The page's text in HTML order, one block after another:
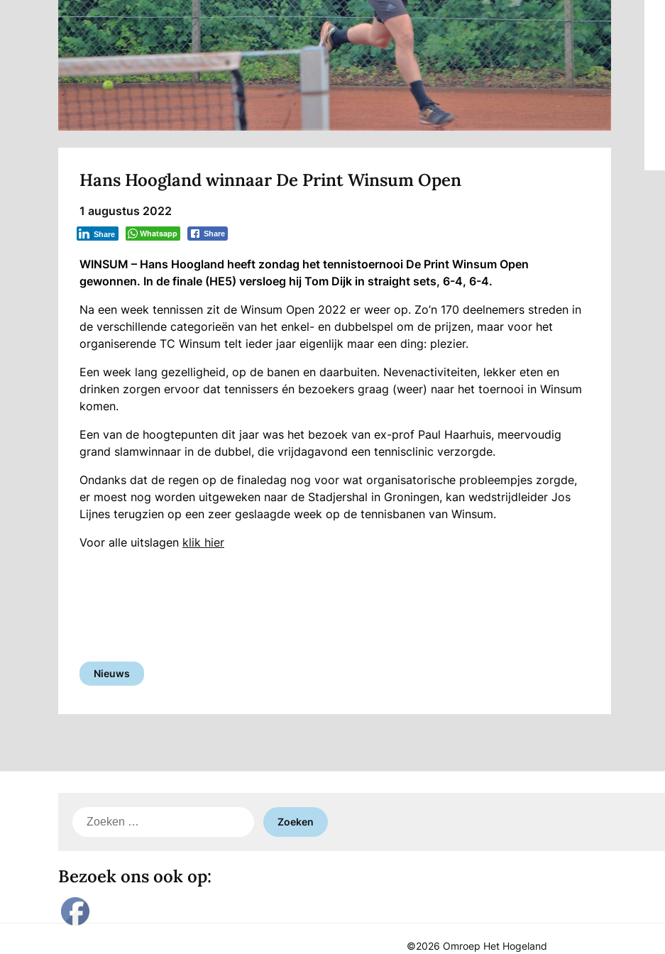
Hans Hoogland winnaar De Print Winsum Open
1 augustus 2022
Whatsapp Share
Share
WINSUM – Hans Hoogland heeft zondag het tennistoernooi De Print Winsum Open
gewonnen. In de finale (HE5) versloeg hij Tom Dijk in straight sets, 6-4, 6-4.
Na een week tennissen zit de Winsum Open 2022 er weer op. Zo’n 170 deelnemers streden in
de verschillende categorieën van het enkel- en dubbelspel om de prijzen, maar voor het
organiserende TC Winsum telt ieder jaar eigenlijk maar een ding: plezier.
Een week lang gezelligheid, op de banen en daarbuiten. Nevenactiviteiten, lekker eten en
drinken zorgen ervoor dat tennissers én bezoekers graag (weer) naar het toernooi in Winsum
komen.
Een van de hoogtepunten dit jaar was het bezoek van ex-prof Paul Haarhuis, meervoudig
grand slamwinnaar in de dubbel, die vrijdagavond een tennisclinic verzorgde.
Ondanks dat de regen op de finaledag nog voor wat organisatorische probleempjes zorgde,
er moest nog worden uitgeweken naar de Stadjershal in Groningen, kan wedstrijdleider Jos
Lijnes terugzien op een zeer geslaagde week op de tennisbanen van Winsum.
Voor alle uitslagen klik hier
Nieuws
Zoeken
Bezoek ons ook op:
©2026 Omroep Het Hogeland